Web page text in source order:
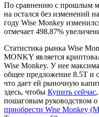
USDC фьючерсы
Фьючерсы с
обеспечения
По сравнению с прошлым
на остался без изменений
году Wise Monkey
отмечает 498.87%
Статистика рынка Wise
MONKY является
Wise Monkey. У нее
общее предложение 8.5T и
что дает ей рыночную
здесь, чтобы Купить сейчас
пошаговым руководством о
приобрести Wise Monkey